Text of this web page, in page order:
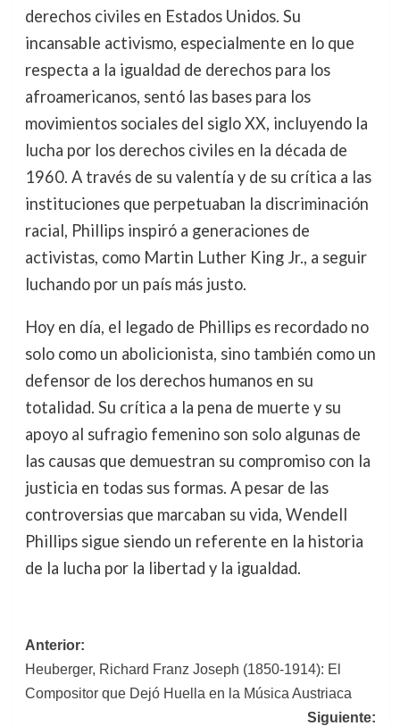
derechos civiles en Estados Unidos. Su
incansable activismo, especialmente en lo que
respecta a la igualdad de derechos para los
afroamericanos, sentó las bases para los
movimientos sociales del siglo XX, incluyendo la
lucha por los derechos civiles en la década de
1960. A través de su valentía y de su crítica a las
instituciones que perpetuaban la discriminación
racial, Phillips inspiró a generaciones de
activistas, como Martin Luther King Jr., a seguir
luchando por un país más justo.
Hoy en día, el legado de Phillips es recordado no
solo como un abolicionista, sino también como un
defensor de los derechos humanos en su
totalidad. Su crítica a la pena de muerte y su
apoyo al sufragio femenino son solo algunas de
las causas que demuestran su compromiso con la
justicia en todas sus formas. A pesar de las
controversias que marcaban su vida, Wendell
Phillips sigue siendo un referente en la historia
de la lucha por la libertad y la igualdad.
Navegación
de
entradas
Anterior:
Heuberger, Richard Franz Joseph (1850-1914): El
Compositor que Dejó Huella en la Música Austriaca
Siguiente: